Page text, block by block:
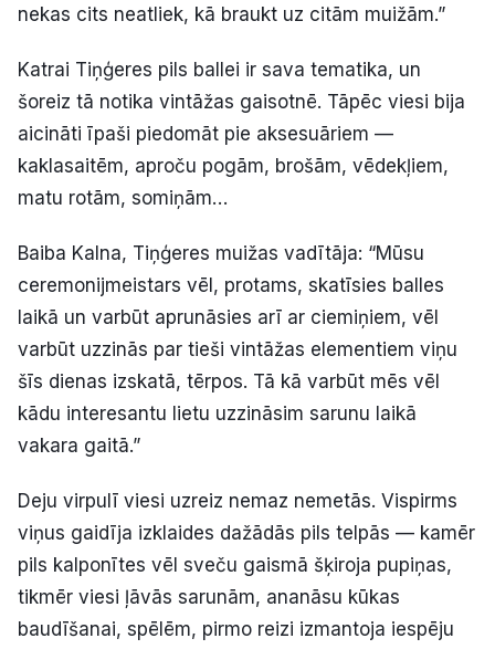
nekas cits neatliek, kā braukt uz citām muižām.”
Katrai Tiņģeres pils ballei ir sava tematika, un
šoreiz tā notika vintāžas gaisotnē. Tāpēc viesi bija
aicināti īpaši piedomāt pie aksesuāriem —
kaklasaitēm, aproču pogām, brošām, vēdekļiem,
matu rotām, somiņām…
Baiba Kalna, Tiņģeres muižas vadītāja: “Mūsu
ceremonijmeistars vēl, protams, skatīsies balles
laikā un varbūt aprunāsies arī ar ciemiņiem, vēl
varbūt uzzinās par tieši vintāžas elementiem viņu
šīs dienas izskatā, tērpos. Tā kā varbūt mēs vēl
kādu interesantu lietu uzzināsim sarunu laikā
vakara gaitā.”
Deju virpulī viesi uzreiz nemaz nemetās. Vispirms
viņus gaidīja izklaides dažādās pils telpās — kamēr
pils kalponītes vēl sveču gaismā šķiroja pupiņas,
tikmēr viesi ļāvās sarunām, ananāsu kūkas
baudīšanai, spēlēm, pirmo reizi izmantoja iespēju